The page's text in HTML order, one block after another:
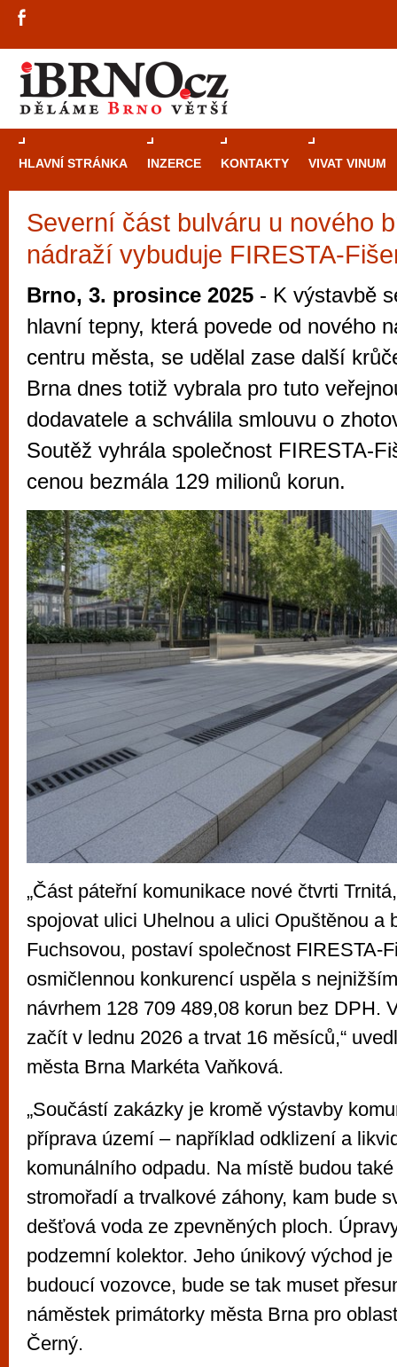
HLAVNÍ STRÁNKA INZERCE KONTAKTY VIVAT VINUM
Severní část bulváru u nového
nádraží vybuduje FIRESTA-
Brno, 3. prosince 2025 - K výstavbě
hlavní tepny, která povede od nového
centru města, se udělal zase další
Brna dnes totiž vybrala pro tuto
dodavatele a schválila smlouvu o
Soutěž vyhrála společnost FIRESTA-
cenou bezmála 129 milionů korun.
„Část páteřní komunikace nové čtvrti
spojovat ulici Uhelnou a ulici Opuštěnou a
Fuchsovou, postaví společnost FIRESTA-
osmičlennou konkurencí uspěla s
návrhem 128 709 489,08 korun bez DPH.
začít v lednu 2026 a trvat 16 měsíců,“
města Brna Markéta Vaňková.
„Součástí zakázky je kromě výstavby
příprava území – například odklizení a
komunálního odpadu. Na místě budou
stromořadí a trvalkové záhony, kam bude
dešťová voda ze zpevněných ploch.
podzemní kolektor. Jeho únikový východ
budoucí vozovce, bude se tak muset
náměstek primátorky města Brna pro
Černý.
Průvodce
Brně: Od
Brno je
zajímavé
restaurace,
Mimo jiné je ale také místem, kde si
vyzkoušet různé kasinové hry. V
metropoli naleznete širokou nabídku her
po moderní automaty jak pro pravidelné
příležitostné hráče. V...